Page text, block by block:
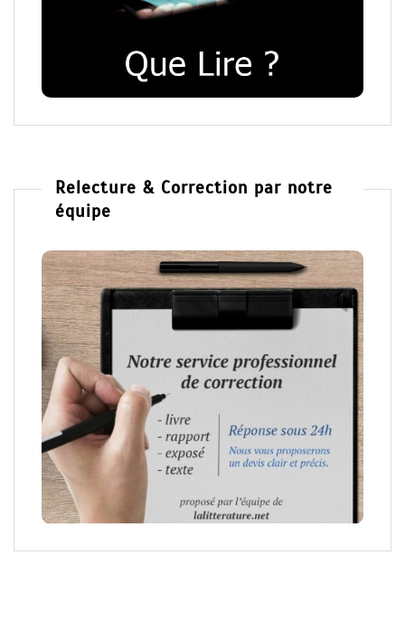
Relecture & Correction par notre
équipe